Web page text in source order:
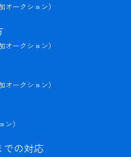
オークション）
オークション）
オークション）
ン）
の対応